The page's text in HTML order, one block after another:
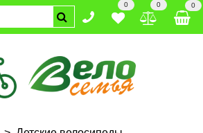
0 0 0